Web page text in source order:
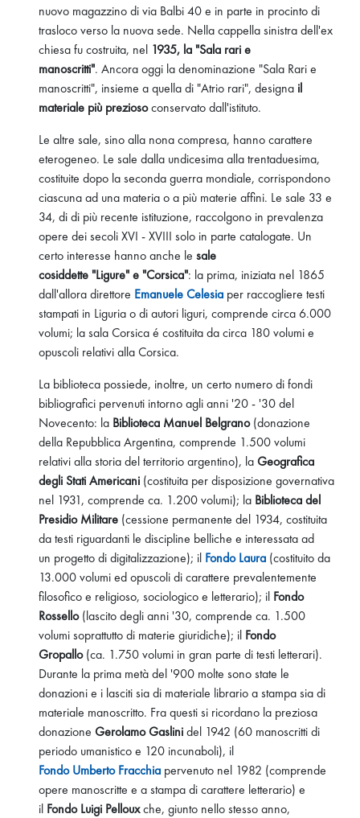
nuovo magazzino di via Balbi 40 e in parte in procinto di
trasloco verso la nuova sede. Nella cappella sinistra dell'ex
chiesa fu costruita, nel 1935, la "Sala rari e
manoscritti". Ancora oggi la denominazione "Sala Rari e
manoscritti", insieme a quella di "Atrio rari", designa il
materiale più preziosoconservato dall'istituto.
Le altre sale, sino alla nona compresa, hanno carattere
eterogeneo. Le sale dalla undicesima alla trentaduesima,
costituite dopo la seconda guerra mondiale, corrispondono
ciascuna ad una materia o a più materie affini. Le sale 33 e
34, di di più recente istituzione, raccolgono in prevalenza
opere dei secoli XVI - XVIII solo in parte catalogate. Un
certo interesse hanno anche le sale
cosiddette "Ligure" e "Corsica": la prima, iniziata nel 1865
dall'allora direttore Emanuele Celesia per raccogliere testi
stampati in Liguria o di autori liguri, comprende circa 6.000
volumi; la sala Corsica é costituita da circa 180 volumi e
opuscoli relativi alla Corsica.
La biblioteca possiede, inoltre, un certo numero di fondi
bibliografici pervenuti intorno agli anni '20 - '30 del
Novecento: la Biblioteca Manuel Belgrano(donazione
della Repubblica Argentina, comprende 1.500 volumi
relativi alla storia del territorio argentino), laGeografica
degli Stati Americani (costituita per disposizione governativa
nel 1931, comprende ca. 1.200 volumi); la Biblioteca del
Presidio Militare (cessione permanente del 1934, costituita
da testi riguardanti le discipline belliche e interessata ad
un progetto di digitalizzazione); il Fondo Laura (costituito da
13.000 volumi ed opuscoli di carattere prevalentemente
filosofico e religioso, sociologico e letterario); il Fondo
Rossello(lascito degli anni '30, comprende ca. 1.500
volumi soprattutto di materie giuridiche); il Fondo
Gropallo(ca. 1.750 volumi in gran parte di testi letterari).
Durante la prima metà del '900 molte sono state le
donazioni e i lasciti sia di materiale librario a stampa sia di
materiale manoscritto. Fra questi si ricordano la preziosa
donazione Gerolamo Gaslinidel 1942 (60 manoscritti di
periodo umanistico e 120 incunaboli), il
Fondo Umberto Fracchia pervenuto nel 1982 (comprende
opere manoscritte e a stampa di carattere letterario) e
il Fondo Luigi Pellouxche, giunto nello stesso anno,